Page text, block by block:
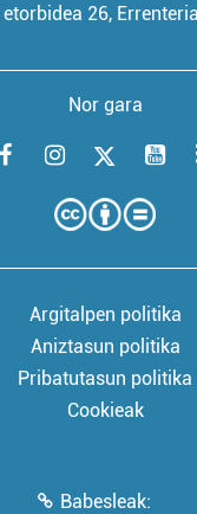
26,
Nor gara
Argitalpen politika
Aniztasun politika
Pribatutasun politika
Cookieak
Babesleak: